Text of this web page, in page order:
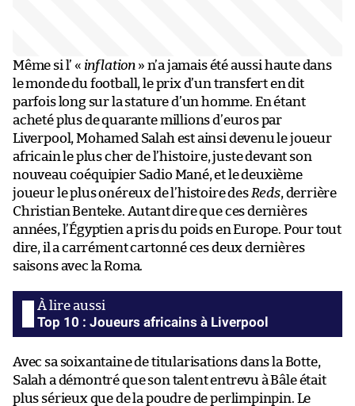
Même si l’ « inflation » n’a jamais été aussi haute dans
le monde du football, le prix d’un transfert en dit
parfois long sur la stature d’un homme. En étant
acheté plus de quarante millions d’euros par
Liverpool, Mohamed Salah est ainsi devenu le joueur
africain le plus cher de l’histoire, juste devant son
nouveau coéquipier Sadio Mané, et le deuxième
joueur le plus onéreux de l’histoire des Reds, derrière
Christian Benteke. Autant dire que ces dernières
années, l’Égyptien a pris du poids en Europe. Pour tout
dire, il a carrément cartonné ces deux dernières
saisons avec la Roma.
Top 10 : Joueurs africains à Liverpool
Avec sa soixantaine de titularisations dans la Botte,
Salah a démontré que son talent entrevu à Bâle était
plus sérieux que de la poudre de perlimpinpin. Le